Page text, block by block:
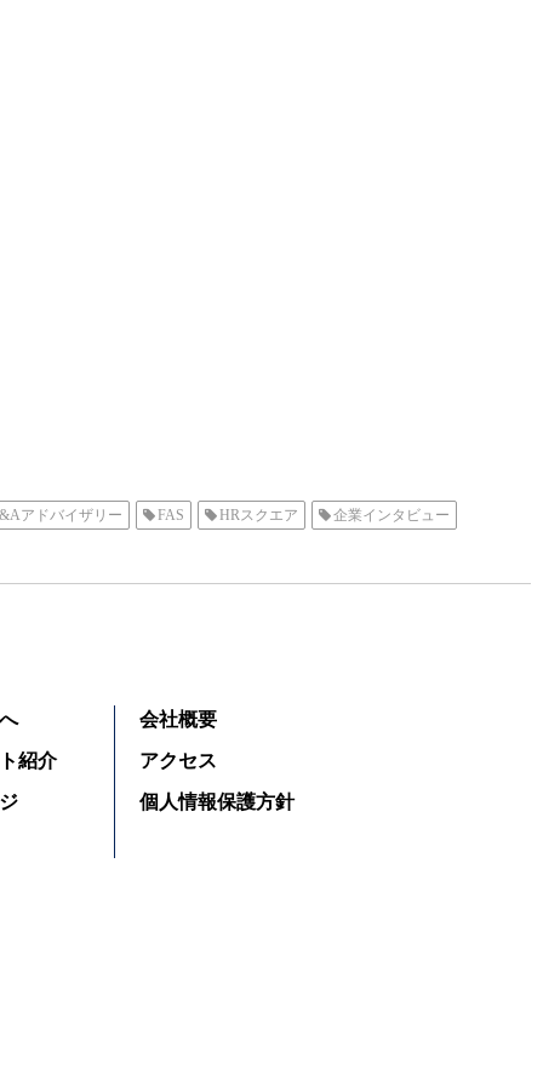
アドバイザリー FAS HRスクエア 企業インタビュー
紹介
会社概要
アクセス
個人情報保護方針